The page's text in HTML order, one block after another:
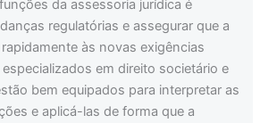
da assessoria jurídica é
regulatórias e assegurar que a
às novas exigências
em direito societário e
bem equipados para interpretar as
e aplicá-las de forma que a